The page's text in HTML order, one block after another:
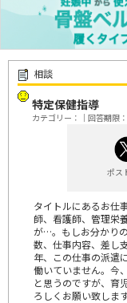
相談
特定保健指導
カテゴリー：｜回答期限
ポス
タイトルにあるお仕
師、看護師、管理栄
が…。もしお分かり
数、仕事内容、差し
年、この仕事の派遣
働いていません。今
と思うのですが、育
ろしくお願い致しま